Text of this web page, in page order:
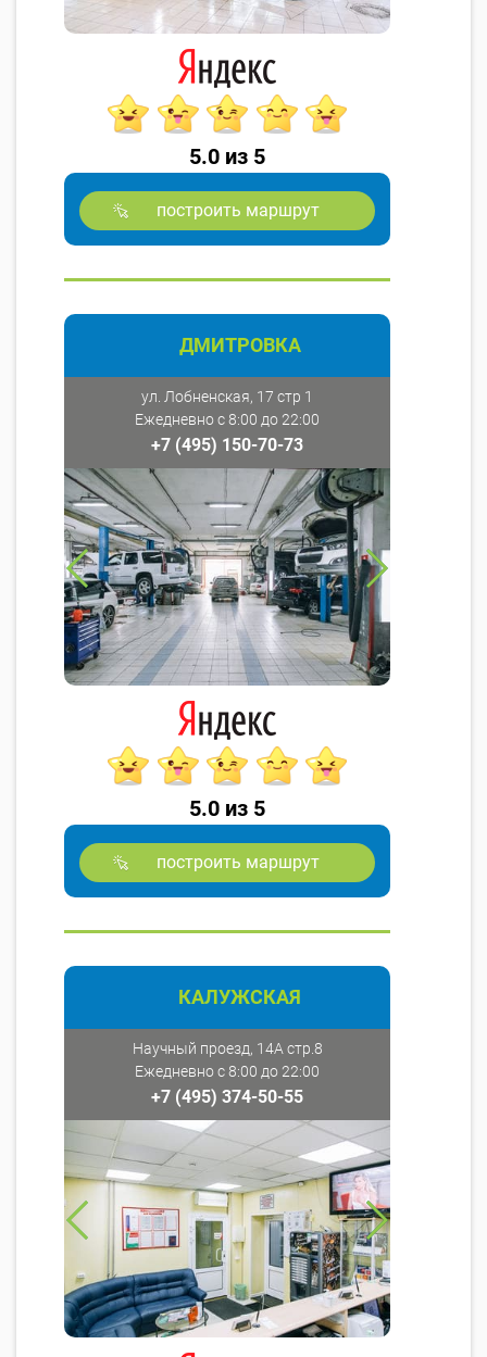
5.0 из 5
построить маршрут
ДМИТРОВКА
ул. Лобненская, 17 стр 1
Ежедневно с 8:00 до 22:00
+7 (495) 150-70-73
5.0 из 5
построить маршрут
КАЛУЖСКАЯ
Научный проезд, 14А стр.8
Ежедневно с 8:00 до 22:00
+7 (495) 374-50-55